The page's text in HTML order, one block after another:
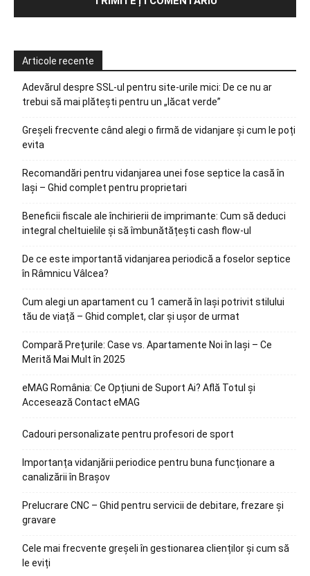
Articole recente
Adevărul despre SSL-ul pentru site-urile mici: De ce nu ar
trebui să mai plătești pentru un „lăcat verde”
Greșeli frecvente când alegi o firmă de vidanjare și cum le poți
evita
Recomandări pentru vidanjarea unei fose septice la casă în
Iași – Ghid complet pentru proprietari
Beneficii fiscale ale închirierii de imprimante: Cum să deduci
integral cheltuielile și să îmbunătățești cash flow-ul
De ce este importantă vidanjarea periodică a foselor septice
în Râmnicu Vâlcea?
Cum alegi un apartament cu 1 cameră în Iași potrivit stilului
tău de viață – Ghid complet, clar și ușor de urmat
Compară Prețurile: Case vs. Apartamente Noi în Iași – Ce
Merită Mai Mult în 2025
eMAG România: Ce Opțiuni de Suport Ai? Află Totul și
Accesează Contact eMAG
Cadouri personalizate pentru profesori de sport
Importanța vidanjării periodice pentru buna funcționare a
canalizării în Brașov
Prelucrare CNC – Ghid pentru servicii de debitare, frezare și
gravare
Cele mai frecvente greșeli în gestionarea clienților și cum să
le eviți